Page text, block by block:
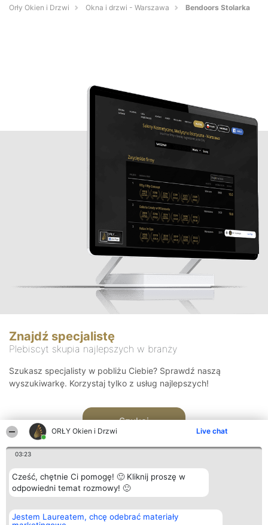
ORŁY Okien i Drzwi Live chat
03:23
Cześć, chętnie Ci pomogę! 🙂 Kliknij proszę w
odpowiedni temat rozmowy! 🙂
Jestem Laureatem, chcę odebrać materiały
Orły Okien i Drzwi Okna i drzwi - Warszawa Bendoors Stolarka
Znajdź specjalistę
Plebiscyt skupia najlepszych w branży
Szukasz specjalisty w pobliżu Ciebie? Sprawdź naszą
wyszukiwarkę. Korzystaj tylko z usług najlepszych!
Szukaj
Organizator plebiscytu
Bright Side Solutions sp. z o.
Plebiscyt
Laureaci
Kontakt
Kontakt